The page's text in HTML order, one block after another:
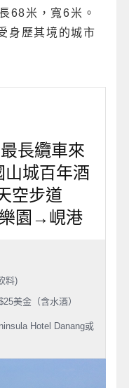
68米，寬6米。
身歷其境的城市
長纜車來
城百年酒
空步道
園→峴港
料)
美金（含水酒）
Hotel Danang或